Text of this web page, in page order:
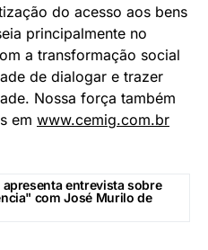
do acesso aos bens
principalmente no
a transformação social
de dialogar e trazer
Nossa força também
em www.cemig.com.br
entrevista sobre
com José Murilo de